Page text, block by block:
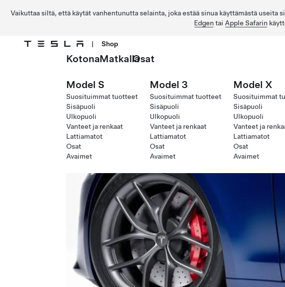
Vaikuttaa siltä, että käytät vanhentunutta selainta, joka estää sinua käyttämästä
Edgen tai Apple Safarin
| Shop
KotonaMatkallaOsat
Model S
Suosituimmat tuotteet
Sisäpuoli
Ulkopuoli
Vanteet ja renkaat
Lattiamatot
Osat
Avaimet
Model 3
Suosituimmat tuotteet
Sisäpuoli
Ulkopuoli
Vanteet ja renkaat
Lattiamatot
Osat
Avaimet
Model X
Suosituimmat
Sisäpuoli
Ulkopuoli
Vanteet ja
Lattiamatot
Osat
Avaimet